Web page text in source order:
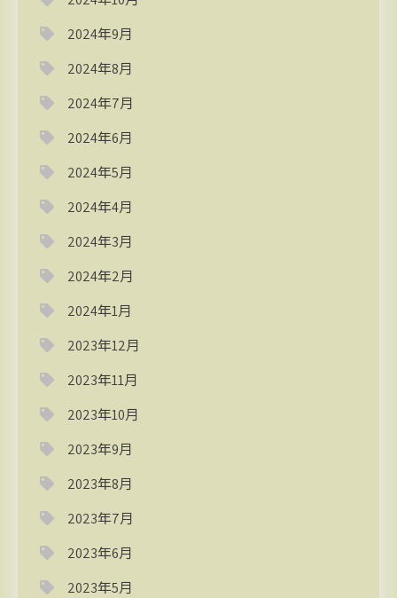
2024年9月
2024年8月
2024年7月
2024年6月
2024年5月
2024年4月
2024年3月
2024年2月
2024年1月
2023年12月
2023年11月
2023年10月
2023年9月
2023年8月
2023年7月
2023年6月
2023年5月